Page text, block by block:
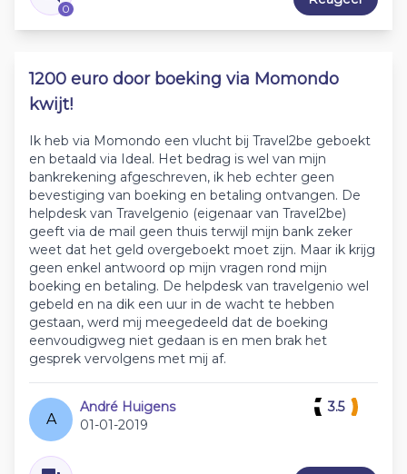
0
1200 euro door boeking via Momondo
kwijt!
Ik heb via Momondo een vlucht bij Travel2be geboekt
en betaald via Ideal. Het bedrag is wel van mijn
bankrekening afgeschreven, ik heb echter geen
bevestiging van boeking en betaling ontvangen. De
helpdesk van Travelgenio (eigenaar van Travel2be)
geeft via de mail geen thuis terwijl mijn bank zeker
weet dat het geld overgeboekt moet zijn. Maar ik krijg
geen enkel antwoord op mijn vragen rond mijn
boeking en betaling. De helpdesk van travelgenio wel
gebeld en na dik een uur in de wacht te hebben
gestaan, werd mij meegedeeld dat de boeking
eenvoudigweg niet gedaan is en men brak het
gesprek vervolgens met mij af.
A
André Huigens
01-01-2019
3.5